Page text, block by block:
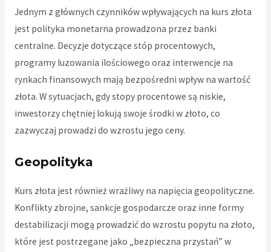
Jednym z głównych czynników wpływających na kurs złota
jest polityka monetarna prowadzona przez banki
centralne. Decyzje dotyczące stóp procentowych,
programy luzowania ilościowego oraz interwencje na
rynkach finansowych mają bezpośredni wpływ na wartość
złota. W sytuacjach, gdy stopy procentowe są niskie,
inwestorzy chętniej lokują swoje środki w złoto, co
zazwyczaj prowadzi do wzrostu jego ceny.
Geopolityka
Kurs złota jest również wrażliwy na napięcia geopolityczne.
Konflikty zbrojne, sankcje gospodarcze oraz inne formy
destabilizacji mogą prowadzić do wzrostu popytu na złoto,
które jest postrzegane jako „bezpieczna przystań” w